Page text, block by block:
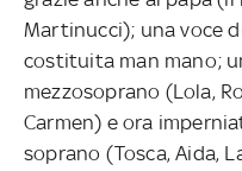
Martinucci); una voce
costituita man mano;
mezzosoprano (Lola,
Carmen) e ora
soprano (Tosca, Aida,